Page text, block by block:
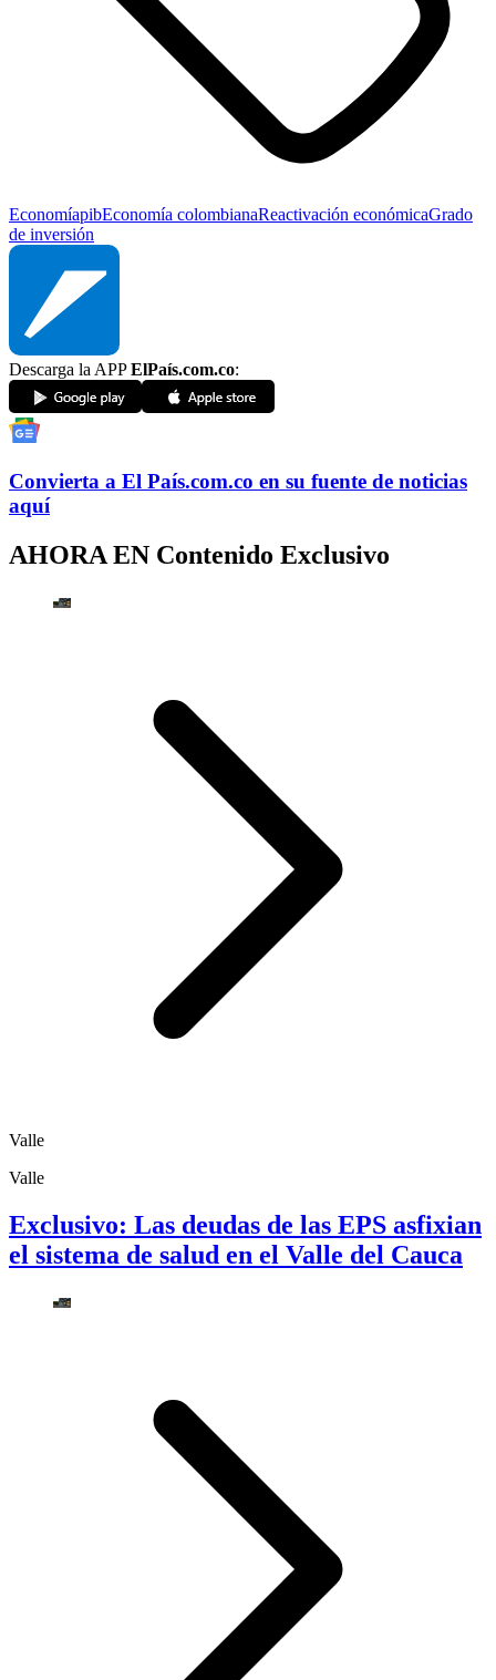
EconomíapibEconomía colombianaReactivación económicaGrado
de inversión
Descarga la APPElPaís.com.co:
Convierta a El País.com.co en su fuente de noticias
aquí
AHORA EN Contenido Exclusivo
Valle
Valle
Exclusivo: Las deudas de las EPS asfixian
el sistema de salud en el Valle del Cauca